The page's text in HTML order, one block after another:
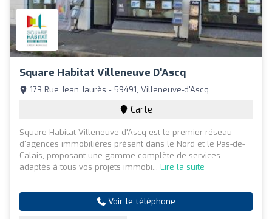
Square Habitat Villeneuve D'Ascq
173 Rue Jean Jaurès - 59491, Villeneuve-d'Ascq
Carte
Square Habitat Villeneuve d'Ascq est le premier réseau
d'agences immobilières présent dans le Nord et le Pas-de-
Calais, proposant une gamme complète de services
adaptés à tous vos projets immobi... Lire la suite
Voir le téléphone